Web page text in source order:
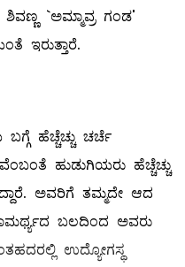
ಶಿವಣ್ಣ `ಅಮ್ಮಾವ್ರ ಗಂಡ'
ಇರುತ್ತಾರೆ.
ಹೆಚ್ಚೆಚ್ಚು ಚರ್ಚೆ
ಹುಡುಗಿಯರು ಹೆಚ್ಚೆಚ್ಚು
ಅವರಿಗೆ ತಮ್ಮದೇ ಆದ
ಬಲದಿಂದ ಅವರು
ಉದ್ಯೋಗಸ್ಥ